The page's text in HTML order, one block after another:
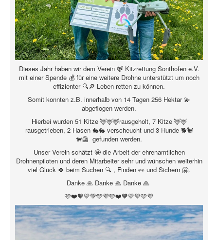
Dieses Jahr haben wir dem Verein 🦌 Kitzrettung Sonthofen e.V.
mit einer Spende 💰 für eine weitere Drohne unterstützt um noch
effizienter 🔍🔎 Leben retten zu können.
Somit konnten z.B. innerhalb von 14 Tagen 256 Hektar 💫
abgeflogen werden.
Hierbei wurden 51 Kitze 🦌🦌🦌rausgeholt, 7 Kitze 🦌🦌
rausgetrieben, 2 Hasen 🐇🐇 verscheucht und 3 Hunde 🐕🐩
🐕‍🦺 gefunden werden.
Unser Verein schätzt 🤩 die Arbeit der ehrenamtlichen
Drohnenpiloten und deren Mitarbeiter sehr und wünschen weiterhin
viel Glück 🍀 beim Suchen 🔍 , Finden 👀 und Sichern 🤗.
Danke 🙏 Danke 🙏 Danke 🙏
🩷❤️🧡💛💚🩵💜🩷❤️🧡💛💚🩵💜